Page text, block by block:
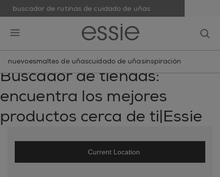
buscador de rutinas de cuidado de uñas
nuevoesmaltes de uñascuidado de uñasinspiración
Buscador de tiendas:
encuentra los mejores
productos cerca de ti|Essie
Current Location